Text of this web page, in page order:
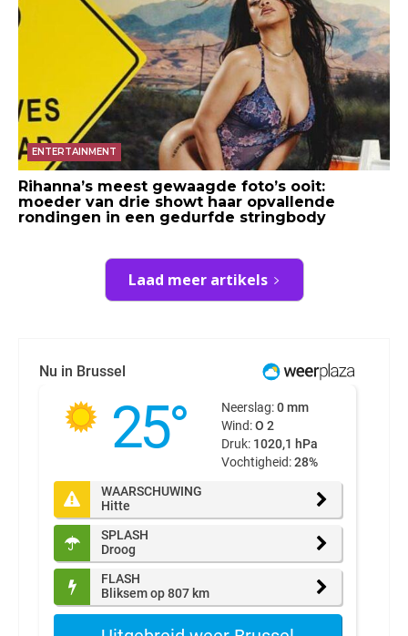
ENTERTAINMENT
Rihanna’s meest gewaagde foto’s ooit:
moeder van drie showt haar opvallende
rondingen in een gedurfde stringbody
Laad meer artikels